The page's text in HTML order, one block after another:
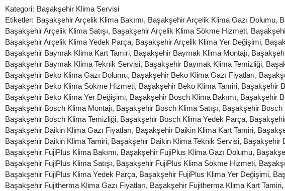
Kategori: Başakşehir Klima Servisi
Etiketler: Başakşehir Arçelik Klima Bakımı, Başakşehir Arçelik Klima Gazı Dolumu,
Başakşehir Arçelik Klima Satışı, Başakşehir Arçelik Klima Sökme Hizmeti,
Başakşehir Arçelik Klima Yedek Parça, Başakşehir Arçelik Klima Yer Değişimi,
Başakşehir Baymak Klima Kart Tamiri, Başakşehir Baymak Klima Montajı,
Başakşehir Baymak Klima Teknik Servisi, Başakşehir Baymak Klima Temizliği,
Başakşehir Beko Klima Gazı Dolumu, Başakşehir Beko Klima Gazı Fiyatları,
Başakşehir Beko Klima Sökme Hizmeti, Başakşehir Beko Klima Tamiri, Başakşehir
Başakşehir Beko Klima Yer Değişimi, Başakşehir Bosch Klima Bakımı, Başakşehir
Başakşehir Bosch Klima Montajı, Başakşehir Bosch Klima Satışı, Başakşehir
Başakşehir Bosch Klima Temizliği, Başakşehir Bosch Klima Yedek Parça,
Başakşehir Daikin Klima Gazı Fiyatları, Başakşehir Daikin Klima Kart Tamiri,
Başakşehir Daikin Klima Tamiri, Başakşehir Daikin Klima Teknik Servisi, Başakşehir
Başakşehir FujiPlus Klima Bakımı, Başakşehir FujiPlus Klima Gazı Dolumu,
Başakşehir FujiPlus Klima Satışı, Başakşehir FujiPlus Klima Sökme Hizmeti,
Başakşehir FujiPlus Klima Yedek Parça, Başakşehir FujiPlus Klima Yer Değişimi,
Başakşehir Fujitherma Klima Gazı Fiyatları, Başakşehir Fujitherma Klima Kart Tamiri,